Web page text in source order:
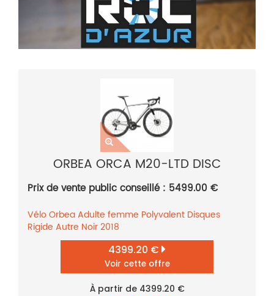
ORBEA ORCA M20-LTD DISC
Prix de vente public conseillé : 5499.00 €
VéloOrbeaAdulte femme Polyvalent Disques
Rigide Autre Noir2018
4399.20 €
Voir cette offre
À partir de 4399.20 €